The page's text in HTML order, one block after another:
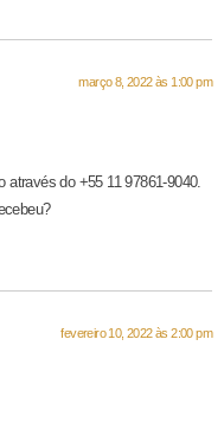
março 8, 2022 às 1:00 pm
através do +55 11 97861-9040.
fevereiro 10, 2022 às 2:00 pm